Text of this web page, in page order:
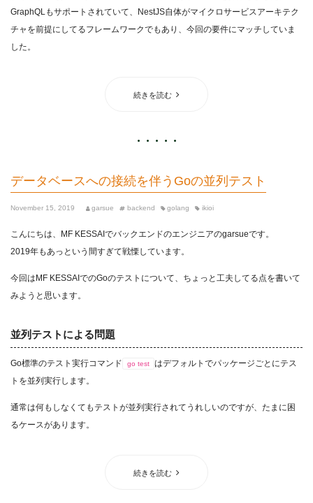
GraphQLもサポートされていて、NestJS自体がマイクロサービスアーキテク
チャを前提にしてるフレームワークでもあり、今回の要件にマッチしていま
した。
続きを読む
データベースへの接続を伴うGoの並列テスト
November 15, 2019 garsue backend golang ikioi
こんにちは、MF KESSAIでバックエンドのエンジニアのgarsueです。
2019年もあっという間すぎて戦慄しています。
今回はMF KESSAIでのGoのテストについて、ちょっと工夫してる点を書いて
みようと思います。
並列テストによる問題
Go標準のテスト実行コマンド go test
はデフォルトでパッケージごとにテス
トを並列実行します。
通常は何もしなくてもテストが並列実行されてうれしいのですが、たまに困
るケースがあります。
続きを読む